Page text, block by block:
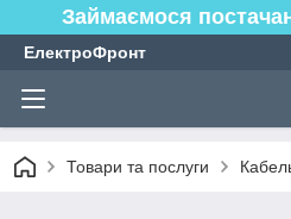
Займаємося
ЕлектроФронт
Товари та послуги